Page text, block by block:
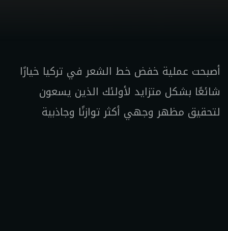
أصبحت عملية خفض خط الشعر في تركيا خيارًا
شائعًا بشكل متزايد لأولئك الذين يسعون
لتحقيق مظهر وجهي أكثر توازنًا وجاذبية